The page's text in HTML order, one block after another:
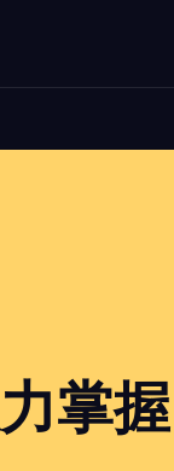
掌握